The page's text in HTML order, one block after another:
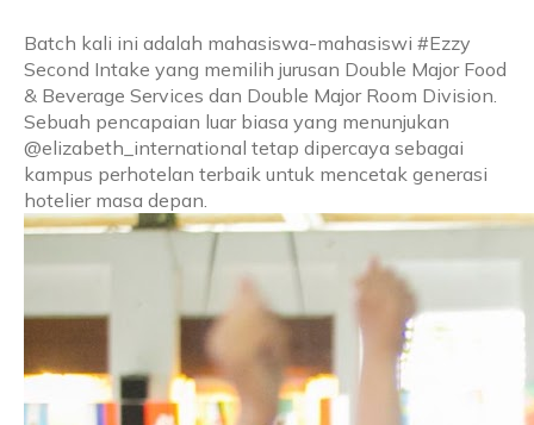
Batch kali ini adalah mahasiswa-mahasiswi #Ezzy
Second Intake yang memilih jurusan Double Major Food
& Beverage Services dan Double Major Room Division.
Sebuah pencapaian luar biasa yang menunjukan
@elizabeth_international tetap dipercaya sebagai
kampus perhotelan terbaik untuk mencetak generasi
hotelier masa depan.